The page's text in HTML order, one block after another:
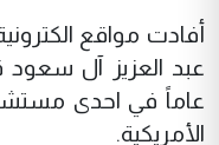
أفادت مواقع
عاماً في احدى
الأمريكية.